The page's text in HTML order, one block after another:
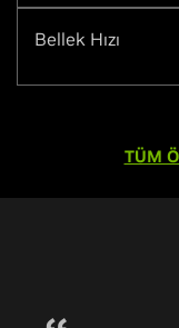
Bellek Hızı
TÜM